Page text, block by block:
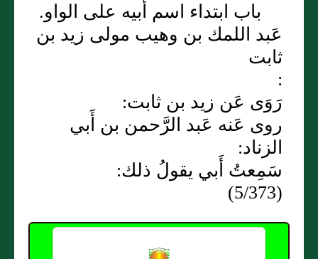
باب ابتداء اسم أَبيه على الواو.
عَبد اللمك بن وهيب مولى زيد بن
ثابت
:
رَوَى عَن زيد بن ثابت:
روى عَنه عَبد الرَّحمن بن أَبي
الزناد:
سَمِعتُ أَبي يقولُ ذلك:
(5/373)